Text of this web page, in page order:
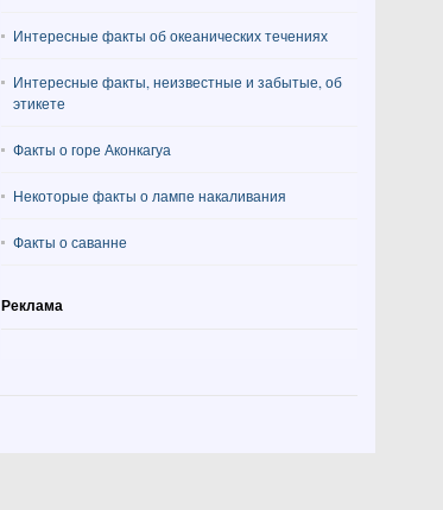
Интересные факты об океанических течениях
Интересные факты, неизвестные и забытые, об
этикете
Факты о горе Аконкагуа
Некоторые факты о лампе накаливания
Факты о саванне
Реклама